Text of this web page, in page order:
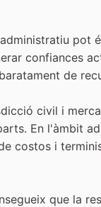
pot
confiances
de
civil i
En l'àmbit
costos i
que la